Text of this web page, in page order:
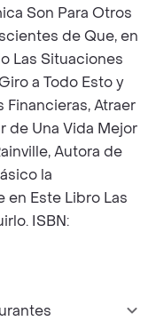
Son Para Otros
de Que, en
Las Situaciones
a Todo Esto y
Atraer
de Una Vida Mejor
Autora de
la
en Este Libro Las
ISBN: